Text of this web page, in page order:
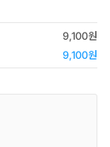
9,100원
9,100원